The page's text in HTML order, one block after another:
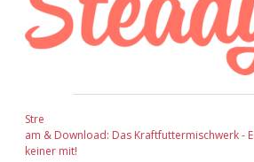
Stre
am & Download: Das Kraftfuttermischwerk -
keiner mit!